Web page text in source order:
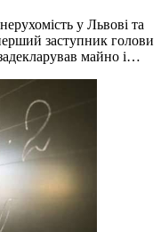
у Львові та
заступник голови
майно і…